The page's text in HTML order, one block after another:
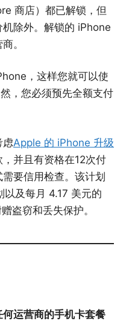
商店）都已解锁，但
除外。解锁的 iPhone
。
，这样您就可以使
，您必须预先全额支付
虑Apple 的 iPhone 升级
，并且有资格在12次付
要信用检查。该计划
及每月 4.17 美元的
盗窃和丢失保护。
运营商的手机卡套餐